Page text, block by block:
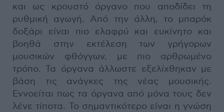
και ως κρουστό όργανο που αποδίδει τη
ρυθμική αγωγή. Από την άλλη, το μπαρόκ
δοξάρι είναι πιο ελαφρύ και ευκίνητο και
βοηθά στην εκτέλεση των γρήγορων
μουσικών φθόγγων, με πιο αρθρωμένο
τρόπο. Τα όργανα άλλωστε εξελίχθηκαν με
βάση τις ανάγκες της νέας μουσικής.
Εννοείται πως τα όργανα από μόνα τους δεν
λένε τίποτα. Το σημαντικότερο είναι η γνώση